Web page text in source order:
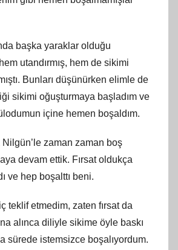
başka yaraklar olduğu
utandırmış, hem de sikimi
Bunları düşünürken elimle de
sikimi oğuşturmaya başladım ve
içine hemen boşaldım.
zaman zaman boş
devam ettik. Fırsat oldukça
ve hep boşalttı beni.
teklif etmedim, zaten fırsat da
alınca diliyle sikime öyle baskı
sürede istemsizce boşalıyordum.